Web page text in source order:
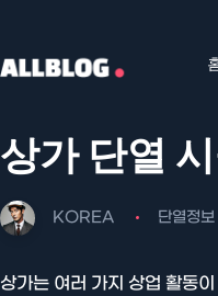
상가 단열
KOREA 단열정보
상가는 여러 가지 상업 활동